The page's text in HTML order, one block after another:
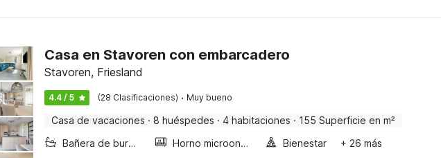
Casa en Stavoren con embarcadero
Stavoren, Friesland
4.4 / 5 (28 Clasificaciones) · Muy bueno
Casa de vacaciones · 8 huéspedes · 4 habitaciones · 155 Superficie en m²
Bañera de burbujas
Horno microondas Bienestar
+ 26 más